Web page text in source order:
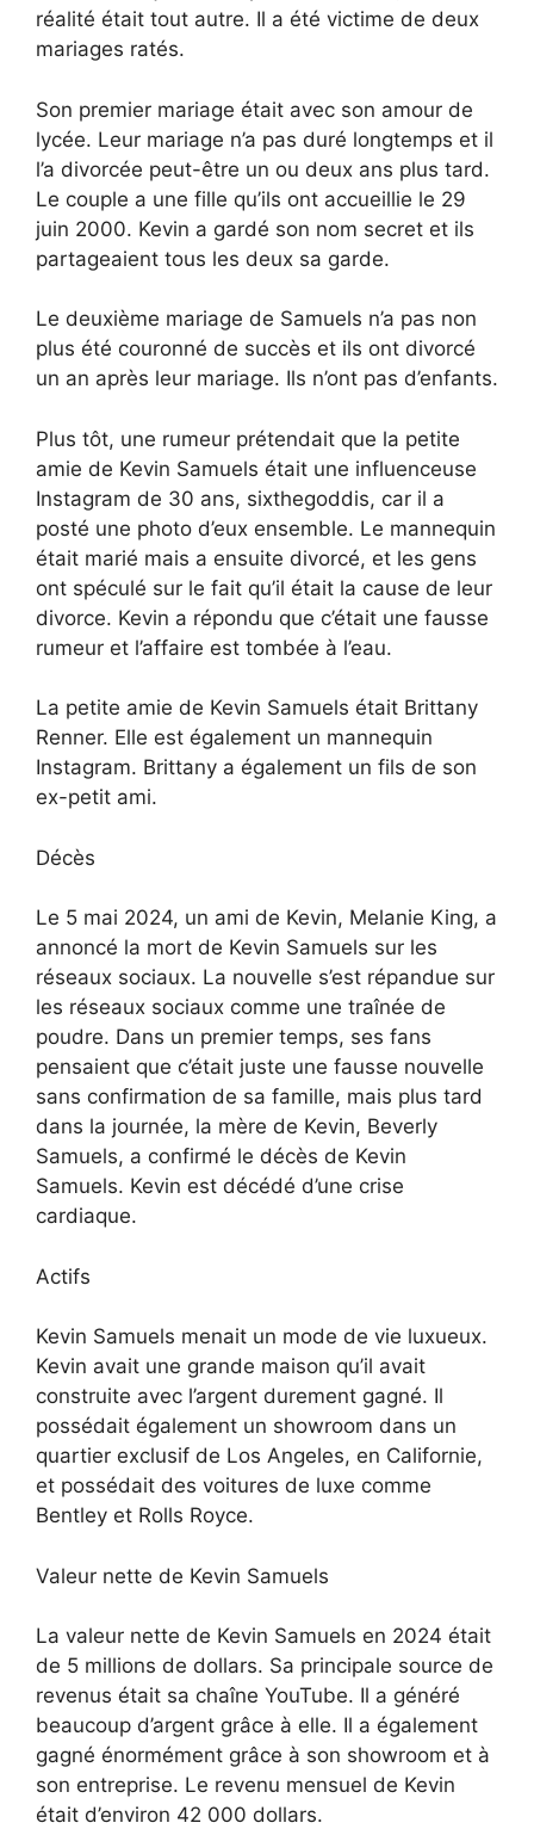
réalité était tout autre. Il a été victime de deux
mariages ratés.
Son premier mariage était avec son amour de
lycée. Leur mariage n’a pas duré longtemps et il
l’a divorcée peut-être un ou deux ans plus tard.
Le couple a une fille qu’ils ont accueillie le 29
juin 2000. Kevin a gardé son nom secret et ils
partageaient tous les deux sa garde.
Le deuxième mariage de Samuels n’a pas non
plus été couronné de succès et ils ont divorcé
un an après leur mariage. Ils n’ont pas d’enfants.
Plus tôt, une rumeur prétendait que la petite
amie de Kevin Samuels était une influenceuse
Instagram de 30 ans, sixthegoddis, car il a
posté une photo d’eux ensemble. Le mannequin
était marié mais a ensuite divorcé, et les gens
ont spéculé sur le fait qu’il était la cause de leur
divorce. Kevin a répondu que c’était une fausse
rumeur et l’affaire est tombée à l’eau.
La petite amie de Kevin Samuels était Brittany
Renner. Elle est également un mannequin
Instagram. Brittany a également un fils de son
ex-petit ami.
Décès
Le 5 mai 2024, un ami de Kevin, Melanie King, a
annoncé la mort de Kevin Samuels sur les
réseaux sociaux. La nouvelle s’est répandue sur
les réseaux sociaux comme une traînée de
poudre. Dans un premier temps, ses fans
pensaient que c’était juste une fausse nouvelle
sans confirmation de sa famille, mais plus tard
dans la journée, la mère de Kevin, Beverly
Samuels, a confirmé le décès de Kevin
Samuels. Kevin est décédé d’une crise
cardiaque.
Actifs
Kevin Samuels menait un mode de vie luxueux.
Kevin avait une grande maison qu’il avait
construite avec l’argent durement gagné. Il
possédait également un showroom dans un
quartier exclusif de Los Angeles, en Californie,
et possédait des voitures de luxe comme
Bentley et Rolls Royce.
Valeur nette de Kevin Samuels
La valeur nette de Kevin Samuels en 2024 était
de 5 millions de dollars. Sa principale source de
revenus était sa chaîne YouTube. Il a généré
beaucoup d’argent grâce à elle. Il a également
gagné énormément grâce à son showroom et à
son entreprise. Le revenu mensuel de Kevin
était d’environ 42 000 dollars.